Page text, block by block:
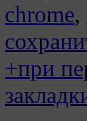
chrome,
+при